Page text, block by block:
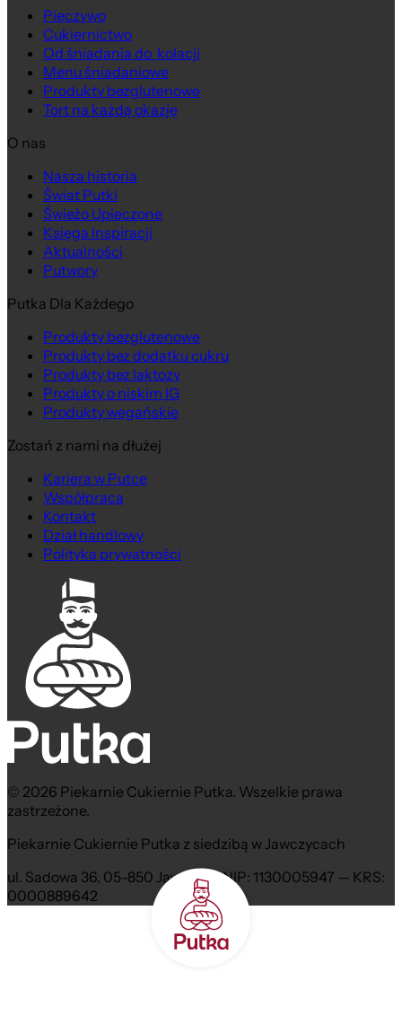
Pieczywo
Cukiernictwo
Od śniadania do kolacji
Menu śniadaniowe
Produkty bezglutenowe
Tort na każdą okazję
O nas
Nasza historia
Świat Putki
Świeżo Upieczone
Księga Inspiracji
Aktualności
Putwory
Putka Dla Każdego
Produkty bezglutenowe
Produkty bez dodatku cukru
Produkty bez laktozy
Produkty o niskim IG
Produkty wegańskie
Zostań z nami na dłużej
Kariera w Putce
Współpraca
Kontakt
Dział handlowy
Polityka prywatności
© 2026 Piekarnie Cukiernie Putka. Wszelkie prawa
zastrzeżone.
Piekarnie Cukiernie Putka z siedzibą w Jawczycach
ul. Sadowa 36, 05-850 Jawczyce NIP: 1130005947 — KRS:
0000889642